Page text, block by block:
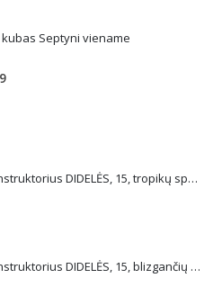
Septyni viename
Current
Plus Plus konstruktorius DIDELĖS, 15, tropikų spalvos
Plus Plus konstruktorius DIDELĖS, 15, blizgančių spalvų